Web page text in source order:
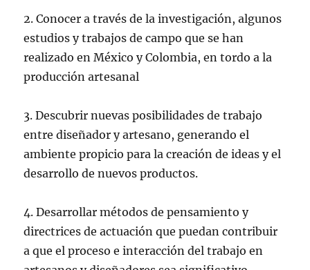
2. Conocer a través de la investigación, algunos
estudios y trabajos de campo que se han
realizado en México y Colombia, en tordo a la
producción artesanal
3. Descubrir nuevas posibilidades de trabajo
entre diseñador y artesano, generando el
ambiente propicio para la creación de ideas y el
desarrollo de nuevos productos.
4. Desarrollar métodos de pensamiento y
directrices de actuación que puedan contribuir
a que el proceso e interacción del trabajo en